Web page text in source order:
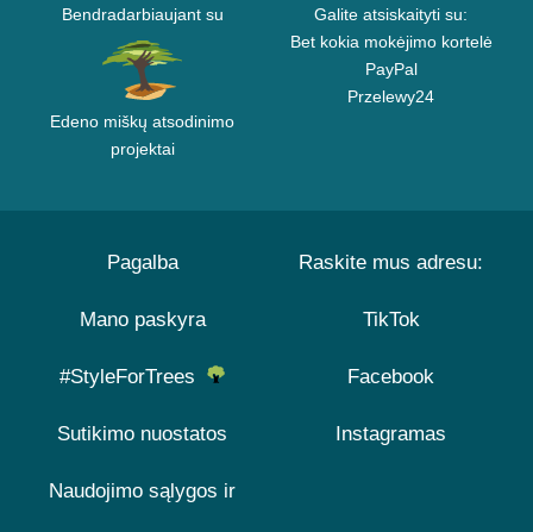
Bendradarbiaujant su
Edeno miškų atsodinimo
projektai
Galite atsiskaityti su:
Bet kokia mokėjimo kortelė
PayPal
Przelewy24
Pagalba
Mano paskyra
#StyleForTrees
Sutikimo nuostatos
Naudojimo sąlygos ir
Raskite mus adresu:
TikTok
Facebook
Instagramas